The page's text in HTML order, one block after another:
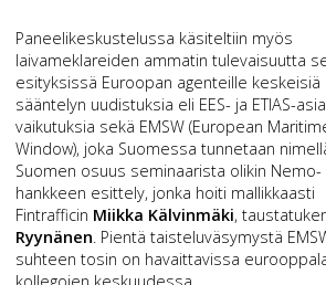
Paneelikeskustelussa käsiteltiin myös
laivameklareiden ammatin tulevaisuutta
esityksissä Euroopan agenteille keskeisiä
sääntelyn uudistuksia eli EES- ja ETIAS-
vaikutuksia sekä EMSW (European
Window), joka Suomessa tunnetaan
Suomen osuus seminaarista olikin Nemo-
hankkeen esittely, jonka hoiti mallikkaasti
Fintrafficin Miikka Kälvinmäki,
Ryynänen . Pientä taisteluväsymystä
suhteen tosin on havaittavissa
kollegojen keskuudessa.